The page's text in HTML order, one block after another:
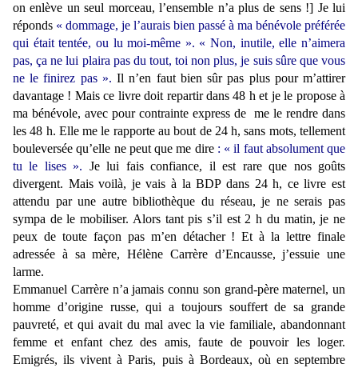
on enlève un seul morceau, l’ensemble n’a plus de sens !] Je lui
réponds « dommage, je l’aurais bien passé à ma bénévole préférée
qui était tentée, ou lu moi-même ». « Non, inutile, elle n’aimera
pas, ça ne lui plaira pas du tout, toi non plus, je suis sûre que vous
ne le finirez pas ». Il n’en faut bien sûr pas plus pour m’attirer
davantage ! Mais ce livre doit repartir dans 48 h et je le propose à
ma bénévole, avec pour contrainte express de me le rendre dans
les 48 h. Elle me le rapporte au bout de 24 h, sans mots, tellement
bouleversée qu’elle ne peut que me dire : « il faut absolument que
tu le lises ». Je lui fais confiance, il est rare que nos goûts
divergent. Mais voilà, je vais à la BDP dans 24 h, ce livre est
attendu par une autre bibliothèque du réseau, je ne serais pas
sympa de le mobiliser. Alors tant pis s’il est 2 h du matin, je ne
peux de toute façon pas m’en détacher ! Et à la lettre finale
adressée à sa mère, Hélène Carrère d’Encausse, j’essuie une
larme.
Emmanuel Carrère n’a jamais connu son grand-père maternel, un
homme d’origine russe, qui a toujours souffert de sa grande
pauvreté, et qui avait du mal avec la vie familiale, abandonnant
femme et enfant chez des amis, faute de pouvoir les loger.
Emigrés, ils vivent à Paris, puis à Bordeaux, où en septembre